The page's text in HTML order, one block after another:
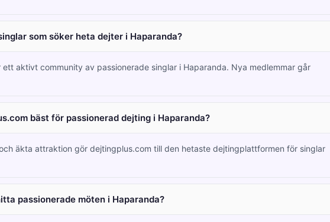
som söker heta dejter i Haparanda?
aktivt community av passionerade singlar i Haparanda. Nya medlemmar går
bäst för passionerad dejting i Haparanda?
äkta attraktion gör dejtingplus.com till den hetaste dejtingplattformen för singlar
passionerade möten i Haparanda?